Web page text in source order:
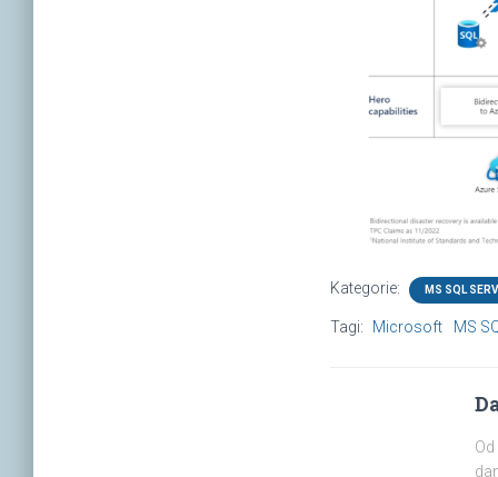
Kategorie: MS SQL
Tagi: Microsoft MS